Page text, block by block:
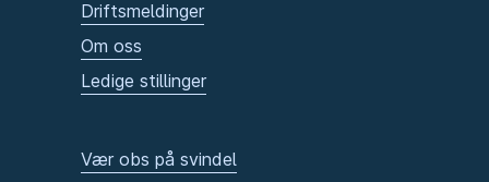
Driftsmeldinger
Om oss
Ledige stillinger
Vær obs på svindel